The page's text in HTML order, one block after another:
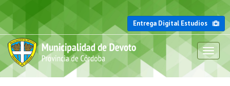
Entrega Digital Estudios